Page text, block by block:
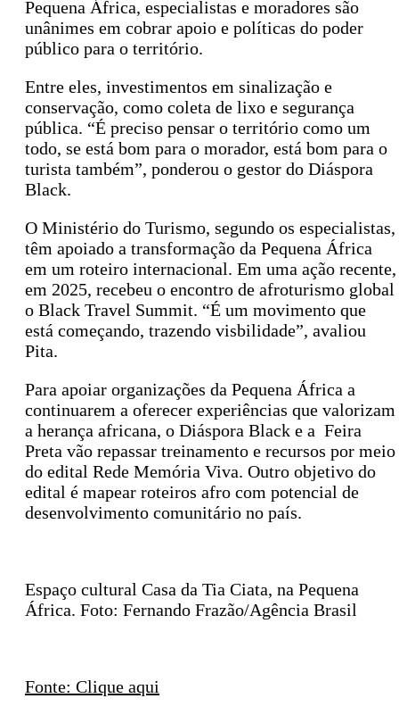
Pequena África, especialistas e moradores são
unânimes em cobrar apoio e políticas do poder
público para o território.
Entre eles, investimentos em sinalização e
conservação, como coleta de lixo e segurança
pública. “É preciso pensar o território como um
todo, se está bom para o morador, está bom para o
turista também”, ponderou o gestor do Diáspora
Black.
O Ministério do Turismo, segundo os especialistas,
têm apoiado a transformação da Pequena África
em um roteiro internacional. Em uma ação recente,
em 2025, recebeu o encontro de afroturismo global
o Black Travel Summit. “É um movimento que
está começando, trazendo visbilidade”, avaliou
Pita.
Para apoiar organizações da Pequena África a
continuarem a oferecer experiências que valorizam
a herança africana, o Diáspora Black e a Feira
Preta vão repassar treinamento e recursos por meio
do edital Rede Memória Viva. Outro objetivo do
edital é mapear roteiros afro com potencial de
desenvolvimento comunitário no país.
Espaço cultural Casa da Tia Ciata, na Pequena
África. Foto: Fernando Frazão/Agência Brasil
Fonte: Clique aqui